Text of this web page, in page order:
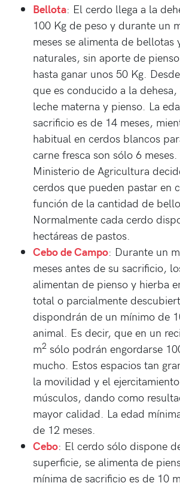
Bellota: El cerdo llega a la
100 Kg de peso y durante un
meses se alimenta de bellotas
naturales, sin aporte de
hasta ganar unos 50 Kg.
que es conducido a la
leche materna y pienso. La
sacrificio es de 14 meses,
habitual en cerdos blancos
carne fresca son sólo 6
Ministerio de Agricultura
cerdos que pueden pastar en
función de la cantidad de
Normalmente cada cerdo
hectáreas de pastos.
Cebo de Campo: Durante un
meses antes de su sacrificio,
alimentan de pienso y hierba
total o parcialmente
dispondrán de un mínimo de
animal. Es decir, que en un
m2 sólo podrán engordarse
mucho. Estos espacios tan
la movilidad y el
músculos, dando como
mayor calidad. La edad
de 12 meses.
Cebo: El cerdo sólo dispone
superficie, se alimenta de
mínima de sacrificio es de 10